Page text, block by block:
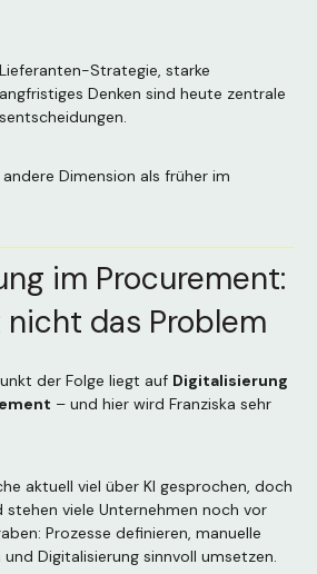
Strategie, starke
Denken sind heute zentrale
Dimension als früher im
im Procurement:
nicht das Problem
der Folge liegt auf Digitalisierung
– und hier wird Franziska sehr
aktuell viel über KI gesprochen, doch
viele Unternehmen noch vor
Prozesse definieren, manuelle
Digitalisierung sinnvoll umsetzen.